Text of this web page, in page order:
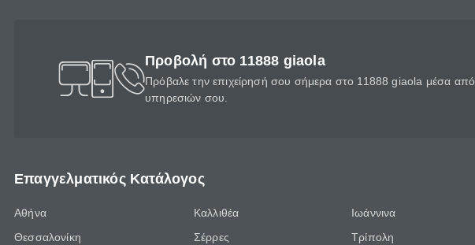
Προβολή στο 11888 giaola
Πρόβαλε την επιχείρησή σου σήμερα στο 11888 giaola μέσα από
υπηρεσιών σου.
Επαγγελματικός Κατάλογος
Αθήνα
Θεσσαλονίκη
Καλλιθέα
Σέρρες
Ιωάννινα
Τρίπολη